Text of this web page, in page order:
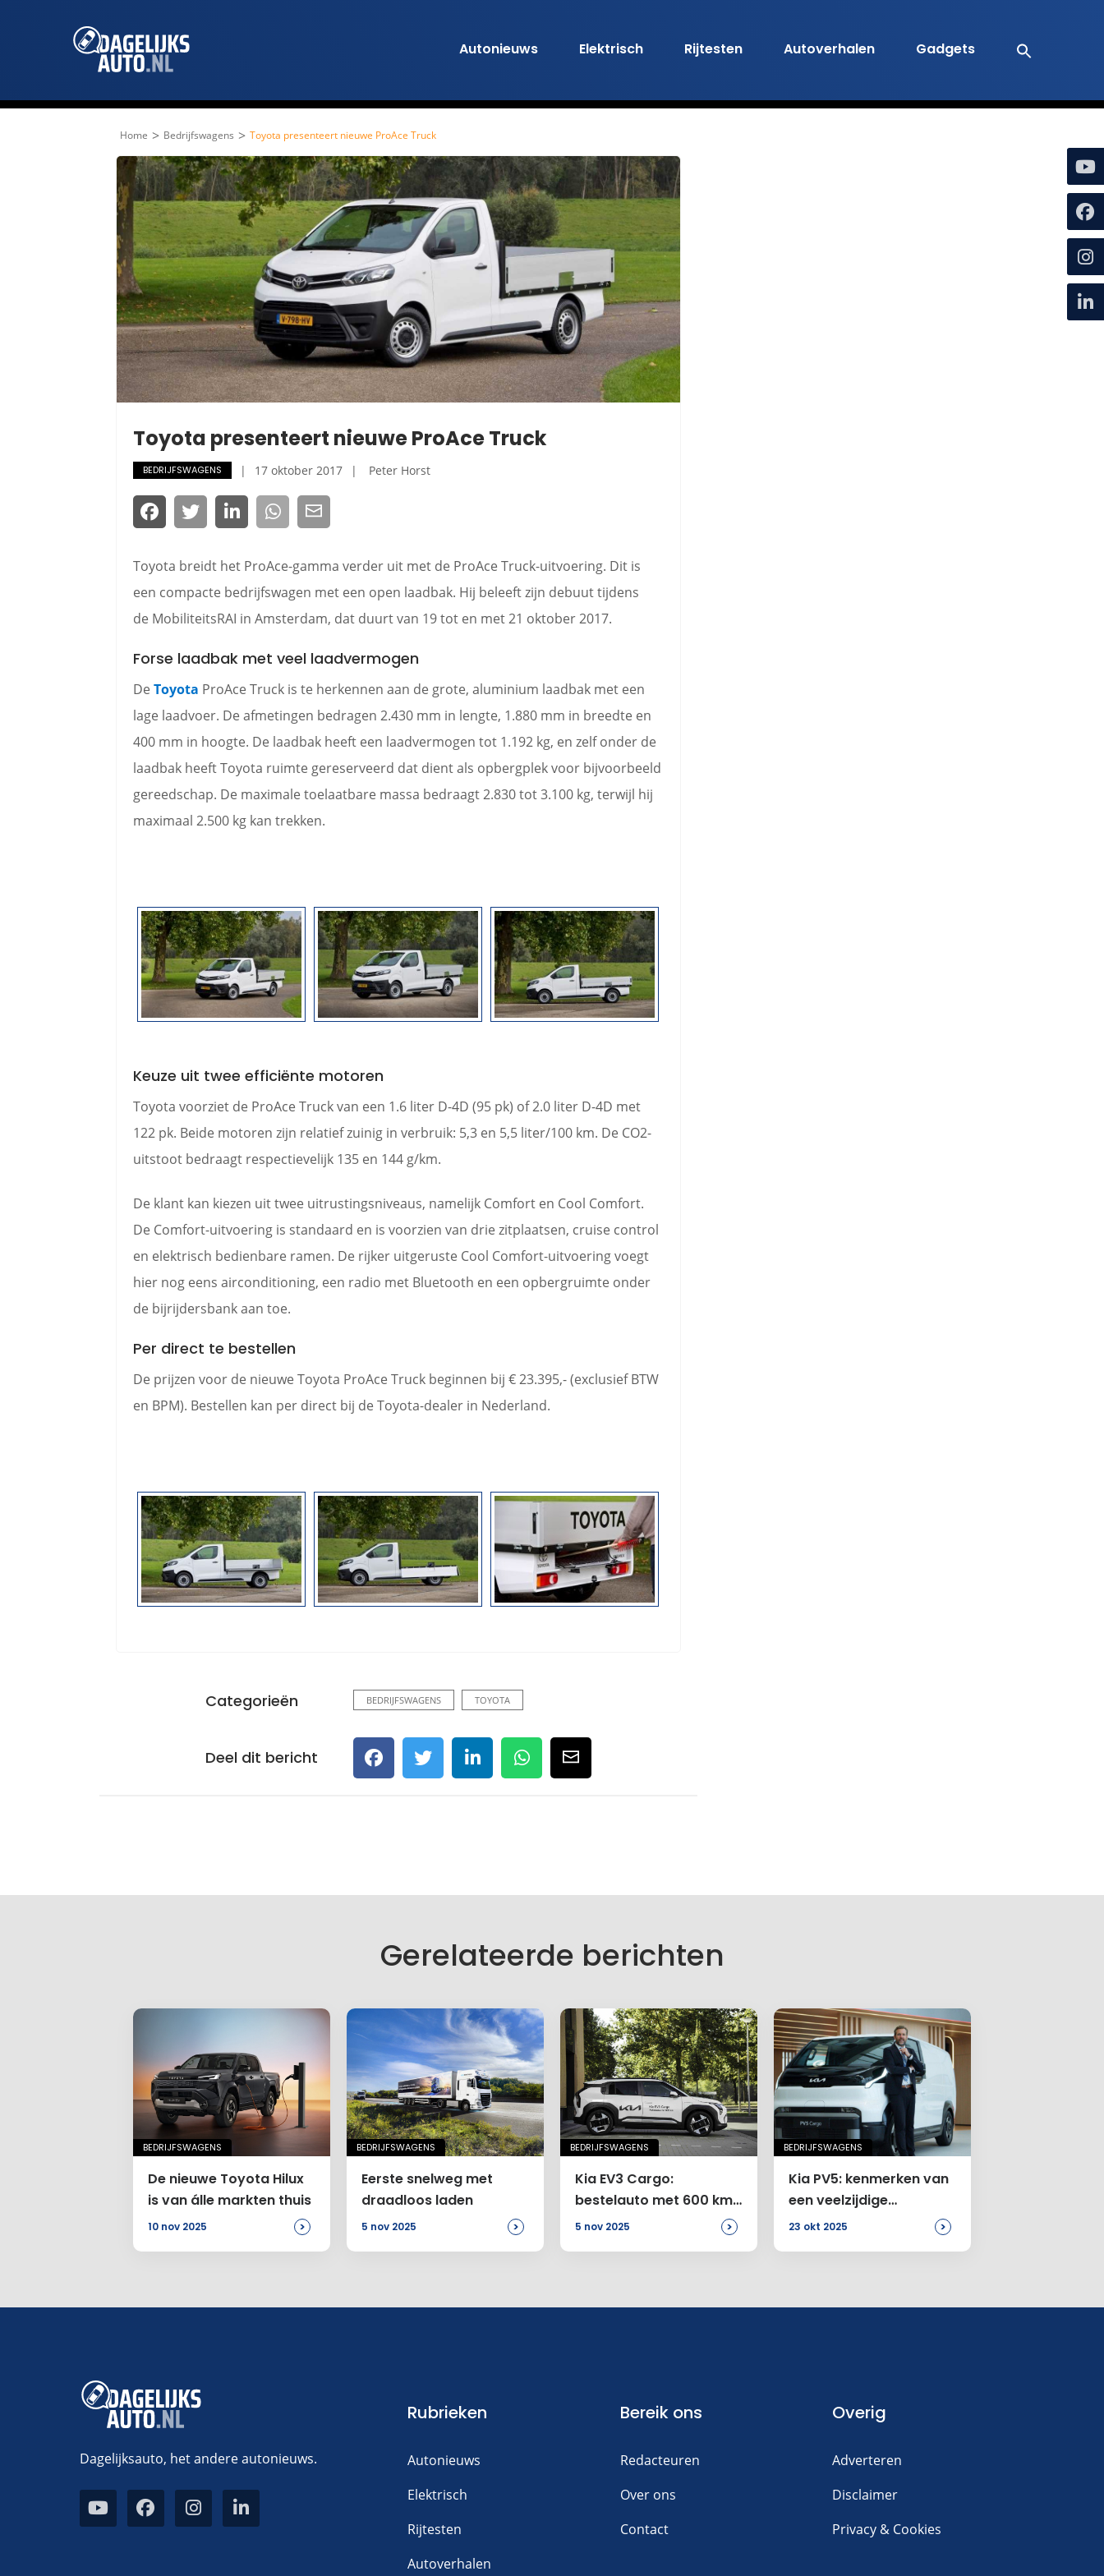
Autonieuws Elektrisch Rijtesten Autoverhalen Gadgets
Home > Bedrijfswagens > Toyota presenteert nieuwe ProAce Truck
Toyota presenteert nieuwe ProAce Truck
BEDRIJFSWAGENS 17 oktober 2017 Peter Horst
Toyota breidt het ProAce-gamma verder uit met de ProAce Truck-uitvoering. Dit is
een compacte bedrijfswagen met een open laadbak. Hij beleeft zijn debuut tijdens
de MobiliteitsRAI in Amsterdam, dat duurt van 19 tot en met 21 oktober 2017.
Forse laadbak met veel laadvermogen
De Toyota ProAce Truck is te herkennen aan de grote, aluminium laadbak met een
lage laadvoer. De afmetingen bedragen 2.430 mm in lengte, 1.880 mm in breedte en
400 mm in hoogte. De laadbak heeft een laadvermogen tot 1.192 kg, en zelf onder de
laadbak heeft Toyota ruimte gereserveerd dat dient als opbergplek voor bijvoorbeeld
gereedschap. De maximale toelaatbare massa bedraagt 2.830 tot 3.100 kg, terwijl hij
maximaal 2.500 kg kan trekken.
Keuze uit twee efficiënte motoren
Toyota voorziet de ProAce Truck van een 1.6 liter D-4D (95 pk) of 2.0 liter D-4D met
122 pk. Beide motoren zijn relatief zuinig in verbruik: 5,3 en 5,5 liter/100 km. De CO2-
uitstoot bedraagt respectievelijk 135 en 144 g/km.
De klant kan kiezen uit twee uitrustingsniveaus, namelijk Comfort en Cool Comfort.
De Comfort-uitvoering is standaard en is voorzien van drie zitplaatsen, cruise control
en elektrisch bedienbare ramen. De rijker uitgeruste Cool Comfort-uitvoering voegt
hier nog eens airconditioning, een radio met Bluetooth en een opbergruimte onder
de bijrijdersbank aan toe.
Per direct te bestellen
De prijzen voor de nieuwe Toyota ProAce Truck beginnen bij € 23.395,- (exclusief BTW
en BPM). Bestellen kan per direct bij de Toyota-dealer in Nederland.
Categorieën BEDRIJFSWAGENS TOYOTA
Deel dit bericht
Gerelateerde berichten
BEDRIJFSWAGENS
De nieuwe Toyota Hilux
is van álle markten thuis
10 nov 2025 >
BEDRIJFSWAGENS
Eerste snelweg met
draadloos laden
5 nov 2025 >
BEDRIJFSWAGENS
Kia EV3 Cargo:
bestelauto met 600 km
actieradius
5 nov 2025 >
BEDRIJFSWAGENS
Kia PV5: kenmerken van
een veelzijdige
elektrische
23 okt 2025 >
Dagelijksauto, het andere autonieuws.
Rubrieken
Autonieuws
Elektrisch
Rijtesten
Autoverhalen
Bereik ons
Redacteuren
Over ons
Contact
Overig
Adverteren
Disclaimer
Privacy & Cookies